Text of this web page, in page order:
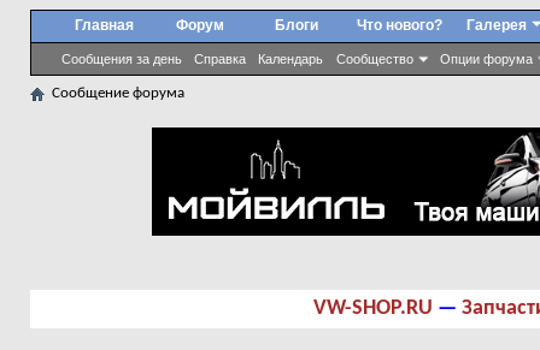
Главная Форум
Сообщения за день Справка Календарь Сообщество Опции форума
Блоги Что нового? Галерея
Сообщение форума
VW-SHOP.RU —